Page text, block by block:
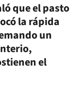
que el pasto
la rápida
un
el